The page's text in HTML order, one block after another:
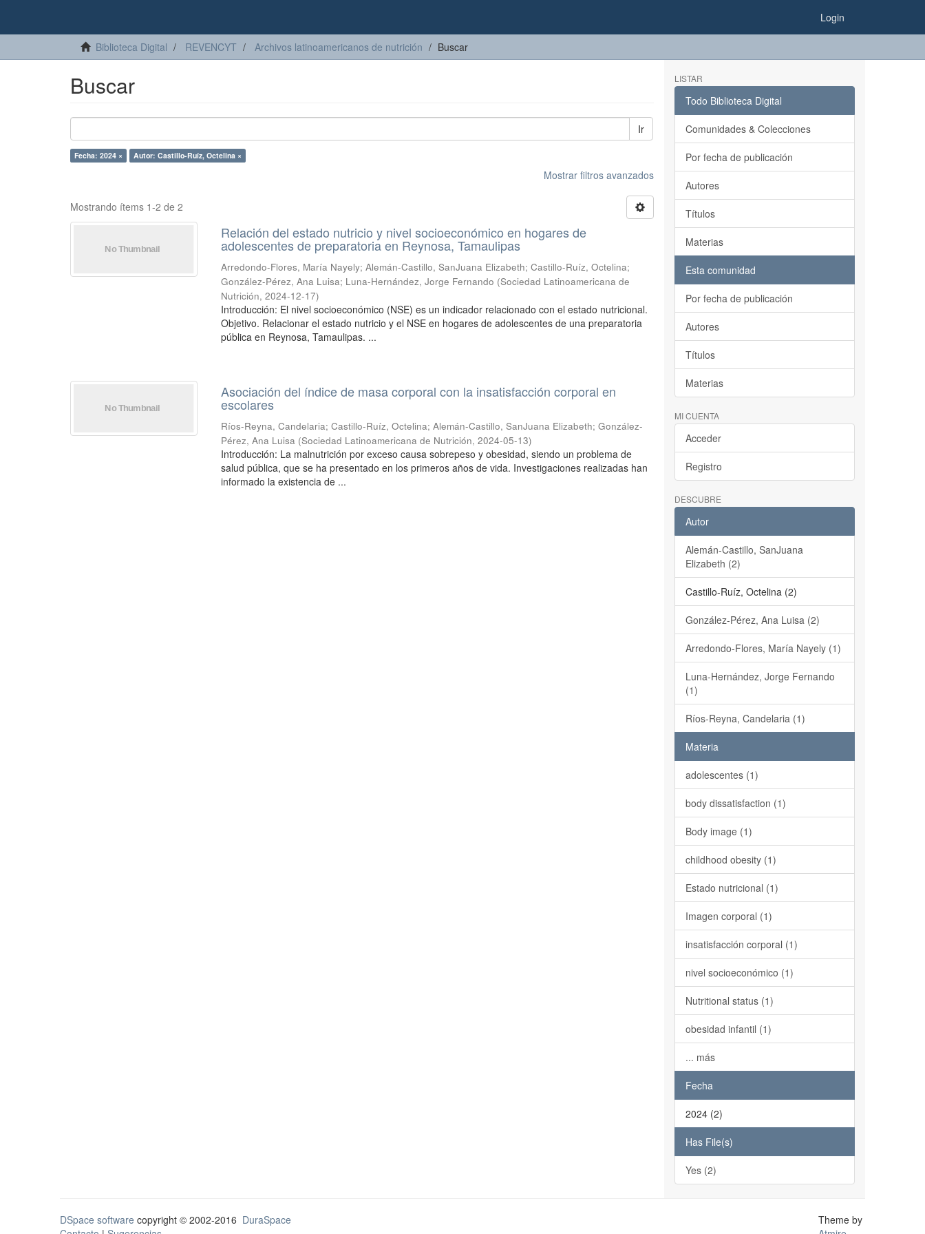
Login
Biblioteca Digital REVENCYT Archivos latinoamericanos de nutrición Buscar
Buscar
Ir
Fecha: 2024 × Autor: Castillo-Ruíz, Octelina ×
Mostrar filtros avanzados
Mostrando ítems 1-2 de 2
Relación del estado nutricio y nivel socioeconómico en hogares de
adolescentes de preparatoria en Reynosa, Tamaulipas
Arredondo-Flores, María Nayely;Alemán-Castillo, SanJuana Elizabeth;Castillo-Ruíz, Octelina;
González-Pérez, Ana Luisa; Luna-Hernández, Jorge Fernando (Sociedad Latinoamericana de
Nutrición,2024-12-17)
Introducción: El nivel socioeconómico (NSE) es un indicador relacionado con el estado nutricional.
Objetivo. Relacionar el estado nutricio y el NSE en hogares de adolescentes de una preparatoria
pública en Reynosa, Tamaulipas. ...
Asociación del índice de masa corporal con la insatisfacción corporal en
escolares
Ríos-Reyna, Candelaria;Castillo-Ruíz, Octelina;Alemán-Castillo, SanJuana Elizabeth;González-
Pérez, Ana Luisa (Sociedad Latinoamericana de Nutrición,2024-05-13)
Introducción: La malnutrición por exceso causa sobrepeso y obesidad, siendo un problema de
salud pública, que se ha presentado en los primeros años de vida. Investigaciones realizadas han
informado la existencia de ...
LISTAR
Todo Biblioteca Digital
Comunidades & Colecciones
Por fecha de publicación
Autores
Títulos
Materias
Esta comunidad
Por fecha de publicación
Autores
Títulos
Materias
MI CUENTA
Acceder
Registro
DESCUBRE
Autor
Alemán-Castillo, SanJuana
Elizabeth (2)
Castillo-Ruíz, Octelina (2)
González-Pérez, Ana Luisa (2)
Arredondo-Flores, María Nayely (1)
Luna-Hernández, Jorge Fernando
(1)
Ríos-Reyna, Candelaria (1)
Materia
adolescentes (1)
body dissatisfaction (1)
Body image (1)
childhood obesity (1)
Estado nutricional (1)
Imagen corporal (1)
insatisfacción corporal (1)
nivel socioeconómico (1)
Nutritional status (1)
obesidad infantil (1)
... más
Fecha
2024 (2)
Has File(s)
Yes (2)
DSpace software copyright © 2002-2016 DuraSpace
Theme by